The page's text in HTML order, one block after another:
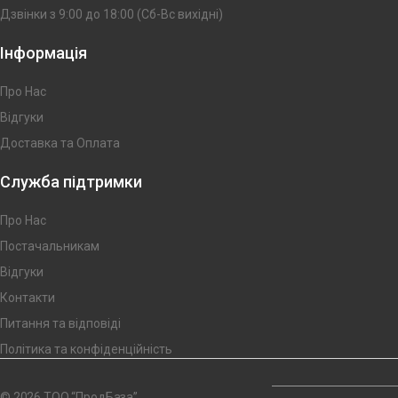
Дзвінки з 9:00 до 18:00 (Сб-Вс вихідні)
Інформація
Про Нас
Відгуки
Доставка та Оплата
Служба підтримки
Про Нас
Постачальникам
Відгуки
Контакти
Питання та відповіді
Політика та конфіденційність